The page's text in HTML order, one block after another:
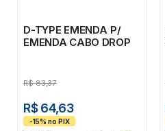
D-TYPE EMENDA P/
EMENDA CABO DROP
R$ 83,37
R$ 64,63